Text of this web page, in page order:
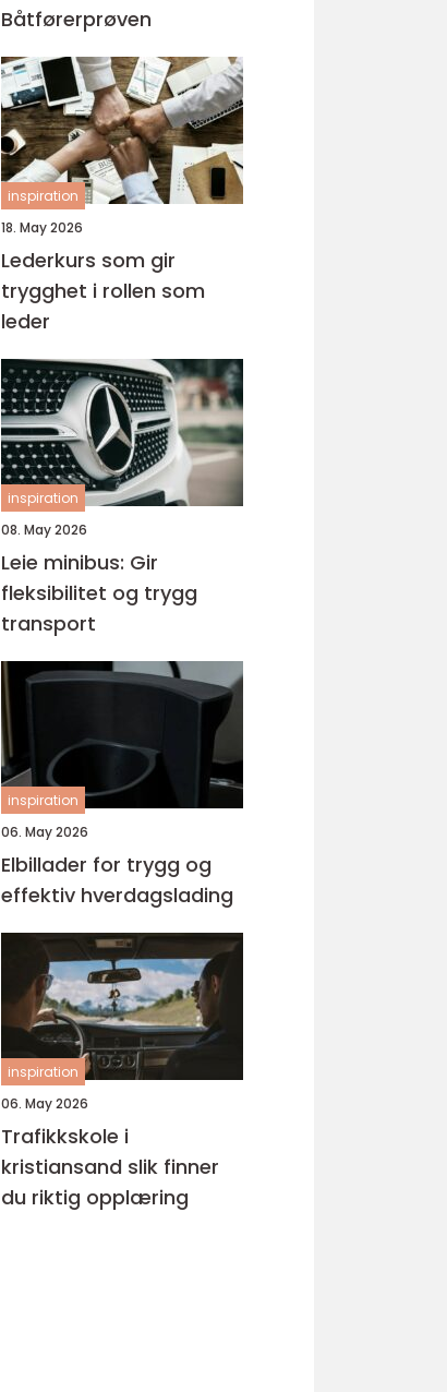
Båtførerprøven
inspiration
18. May 2026
Lederkurs som gir
trygghet i rollen som
leder
inspiration
08. May 2026
Leie minibus: Gir
fleksibilitet og trygg
transport
inspiration
06. May 2026
Elbillader for trygg og
effektiv hverdagslading
inspiration
06. May 2026
Trafikkskole i
kristiansand slik finner
du riktig opplæring